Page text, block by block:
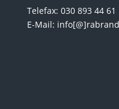
Telefax: 030 893 44 61
E-Mail: